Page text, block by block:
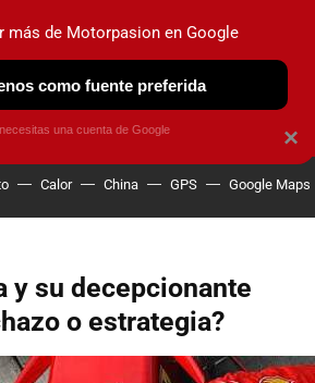
ELÉCTRICOS OBSERVATORIO
Calor China GPS Google Maps
y su decepcionante
o estrategia?
×
más de Motorpasion en Google
como fuente preferida
una cuenta de Google